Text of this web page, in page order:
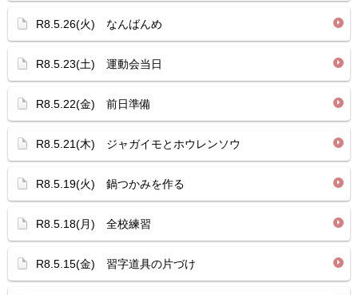
R8.5.26(火) なんばんめ
R8.5.23(土) 運動会当日
R8.5.22(金) 前日準備
R8.5.21(木) ジャガイモとホウレンソウ
R8.5.19(火) 鍋つかみを作る
R8.5.18(月) 全校練習
R8.5.15(金) 習字道具の片づけ